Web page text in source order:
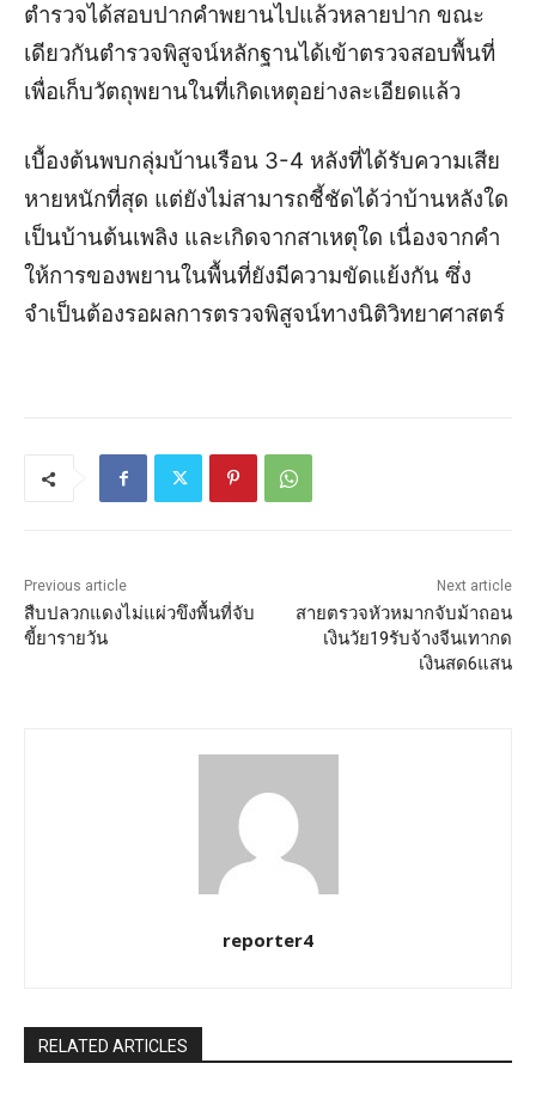
ตำรวจได้สอบปากคำพยานไปแล้วหลายปาก ขณะ
เดียวกันตำรวจพิสูจน์หลักฐานได้เข้าตรวจสอบพื้นที่
เพื่อเก็บวัตถุพยานในที่เกิดเหตุอย่างละเอียดแล้ว
เบื้องต้นพบกลุ่มบ้านเรือน 3-4 หลังที่ได้รับความเสีย
หายหนักที่สุด แต่ยังไม่สามารถชี้ชัดได้ว่าบ้านหลังใด
เป็นบ้านต้นเพลิง และเกิดจากสาเหตุใด เนื่องจากคำ
ให้การของพยานในพื้นที่ยังมีความขัดแย้งกัน ซึ่ง
จำเป็นต้องรอผลการตรวจพิสูจน์ทางนิติวิทยาศาสตร์
Previous article
สืบปลวกแดงไม่แผ่วขึงพื้นที่จับ
ขี้ยารายวัน
Next article
สายตรวจหัวหมากจับม้าถอน
เงินวัย19รับจ้างจีนเทากด
เงินสด6แสน
reporter4
RELATED ARTICLES